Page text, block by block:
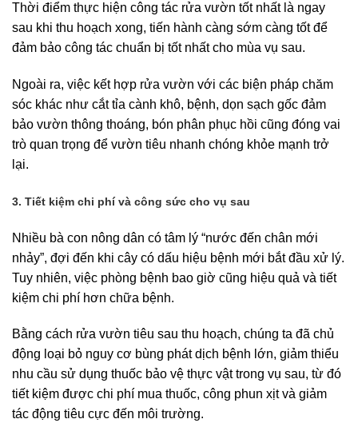
Thời điểm thực hiện công tác rửa vườn tốt nhất là ngay
sau khi thu hoạch xong, tiến hành càng sớm càng tốt để
đảm bảo công tác chuẩn bị tốt nhất cho mùa vụ sau.
Ngoài ra, việc kết hợp rửa vườn với các biện pháp chăm
sóc khác như cắt tỉa cành khô, bệnh, dọn sạch gốc đảm
bảo vườn thông thoáng, bón phân phục hồi cũng đóng vai
trò quan trọng để vườn tiêu nhanh chóng khỏe mạnh trở
lại.
3. Tiết kiệm chi phí và công sức cho vụ sau
Nhiều bà con nông dân có tâm lý “nước đến chân mới
nhảy”, đợi đến khi cây có dấu hiệu bệnh mới bắt đầu xử lý.
Tuy nhiên, việc phòng bệnh bao giờ cũng hiệu quả và tiết
kiệm chi phí hơn chữa bệnh.
Bằng cách rửa vườn tiêu sau thu hoạch, chúng ta đã chủ
động loại bỏ nguy cơ bùng phát dịch bệnh lớn, giảm thiểu
nhu cầu sử dụng thuốc bảo vệ thực vật trong vụ sau, từ đó
tiết kiệm được chi phí mua thuốc, công phun xịt và giảm
tác động tiêu cực đến môi trường.